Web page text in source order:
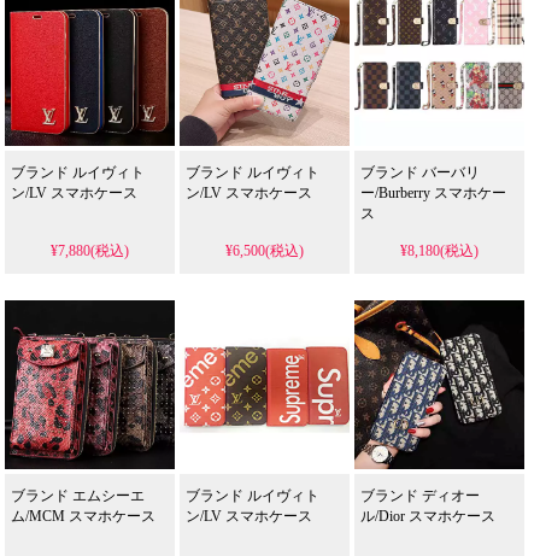
ブランド ルイヴィト
ン/LV スマホケース
¥7,880(税込)
ブランド ルイヴィト
ン/LV スマホケース
¥6,500(税込)
ブランド バーバリ
ー/Burberry スマホケー
ス
¥8,180(税込)
ブランド エムシーエ
ム/MCM スマホケース
ブランド ルイヴィト
ン/LV スマホケース
ブランド ディオー
ル/Dior スマホケース